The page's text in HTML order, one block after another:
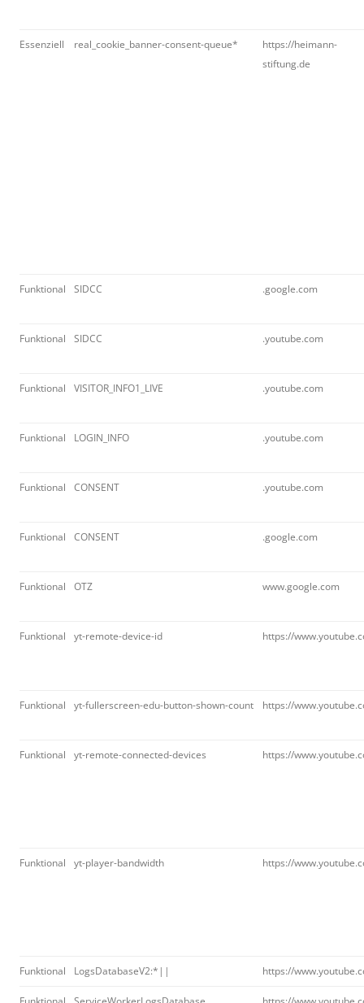
Essenziell real_cookie_banner-consent-queue*
https://heimann-
stiftung.de
Funktional SIDCC .google.com
Funktional SIDCC .youtube.com
Funktional VISITOR_INFO1_LIVE .youtube.com
Funktional LOGIN_INFO .youtube.com
Funktional CONSENT .youtube.com
Funktional CONSENT .google.com
Funktional OTZ www.google.com
Funktional yt-remote-device-id https://
Funktional yt-fullerscreen-edu-button-shown-count https://
Funktional yt-remote-connected-devices https://
Funktional yt-player-bandwidth https://
Funktional LogsDatabaseV2:*|| https://